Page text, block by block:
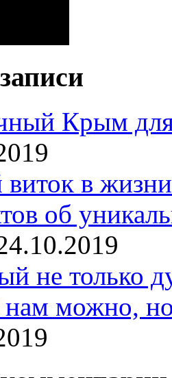
Крым
в жизни
об
не только
нам можно,